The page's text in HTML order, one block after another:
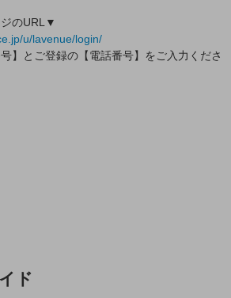
のURL▼
u/lavenue/login/
】とご登録の【電話番号】をご入力くださ
ド